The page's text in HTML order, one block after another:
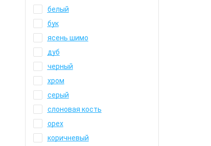
белый
бук
ясень шимо
дуб
черный
хром
серый
слоновая кость
орех
коричневый